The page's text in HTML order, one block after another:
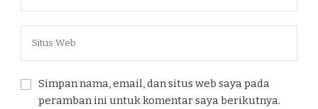
Simpan nama, email, dan situs web saya pada
peramban ini untuk komentar saya berikutnya.